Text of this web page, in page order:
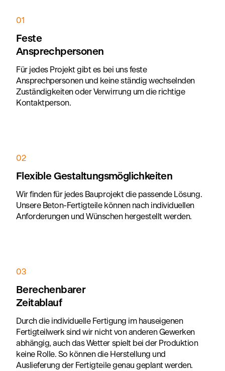
01
Feste
Ansprechpersonen
Für jedes Projekt gibt es bei uns feste
Ansprechpersonen und keine ständig wechselnden
Zuständigkeiten oder Verwirrung um die richtige
Kontaktperson.
02
Flexible Gestaltungsmöglichkeiten
Wir finden für jedes Bauprojekt die passende Lösung.
Unsere Beton-Fertigteile können nach individuellen
Anforderungen und Wünschen hergestellt werden.
03
Berechenbarer
Zeitablauf
Durch die individuelle Fertigung im hauseigenen
Fertigteilwerk sind wir nicht von anderen Gewerken
abhängig, auch das Wetter spielt bei der Produktion
keine Rolle. So können die Herstellung und
Auslieferung der Fertigteile genau geplant werden.